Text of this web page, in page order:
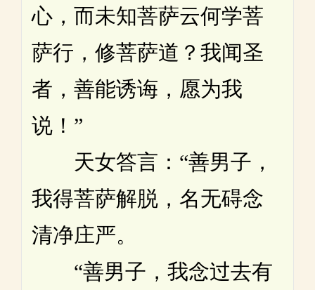
心，而未知菩萨云何学菩
萨行，修菩萨道？我闻圣
者，善能诱诲，愿为我
说！”
天女答言：“善男子，
我得菩萨解脱，名无碍念
清净庄严。
“善男子，我念过去有